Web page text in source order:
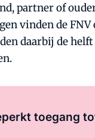
partner of
vinden de FNV
daarbij de
toegang